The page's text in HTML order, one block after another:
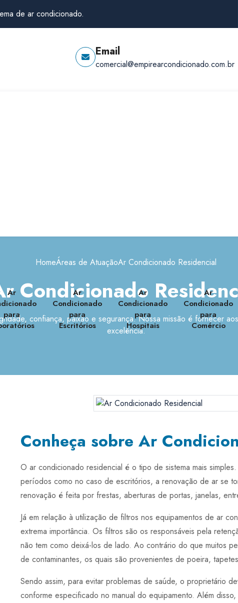
de ar condicionado.
Email
comercial@empirearcondicionado.com.br
Ar
para
Ar
Condicionado
para
Escritórios
Ar
Condicionado
para
Hospitais
Ar
Condicionado
para
Comércio
HomeÁreas de AtuaçãoAr Condicionado Residencial
Condicionado
confiança, paixão e segurança. Nossa missão é fornecer
excelência.
Conheça sobre Ar
O ar condicionado residencial é o tipo de sistema mais
períodos como no caso de escritórios, a renovação de ar se
renovação é feita por frestas, aberturas de portas, janelas,
Já em relação à utilização de filtros nos equipamentos de ar
extrema importância. Os filtros são os responsáveis pela
não tem como deixá-los de lado. Ao contrário do que muitos
de contaminantes, os quais são provenientes de poeira,
Sendo assim, para evitar problemas de saúde, o proprietário
conforme especificado no manual do equipamento. Além